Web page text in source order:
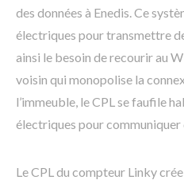
des données à Enedis. Ce
électriques pour transmettre
ainsi le besoin de recourir au
voisin qui monopolise la
l’immeuble, le CPL se faufile
électriques pour communiquer
Le CPL du compteur Linky